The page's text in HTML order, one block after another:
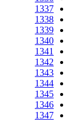
1337
1338
1339
1340
1341
1342
1343
1344
1345
1346
1347